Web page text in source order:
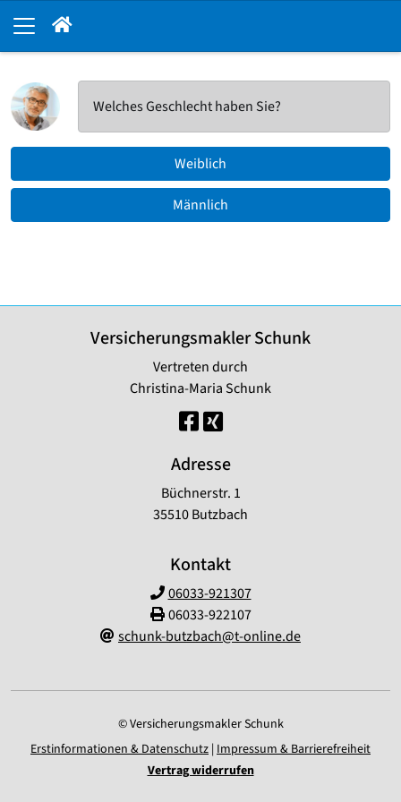
Welches Geschlecht haben Sie?
Weiblich
Männlich
Versicherungsmakler Schunk
Vertreten durch
Christina-Maria Schunk
Adresse
Büchnerstr. 1
35510 Butzbach
Kontakt
06033-921307
06033-922107
schunk-butzbach@t-online.de
© Versicherungsmakler Schunk
Erstinformationen & Datenschutz | Impressum & Barrierefreiheit
Vertrag widerrufen